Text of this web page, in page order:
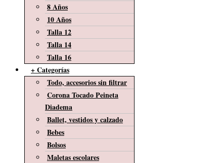
8 Años
10 Años
Talla 12
Talla 14
Talla 16
+ Categorías
Todo, accesorios sin filtrar
Corona Tocado Peineta
Diadema
Ballet, vestidos y calzado
Bebes
Bolsos
Maletas escolares